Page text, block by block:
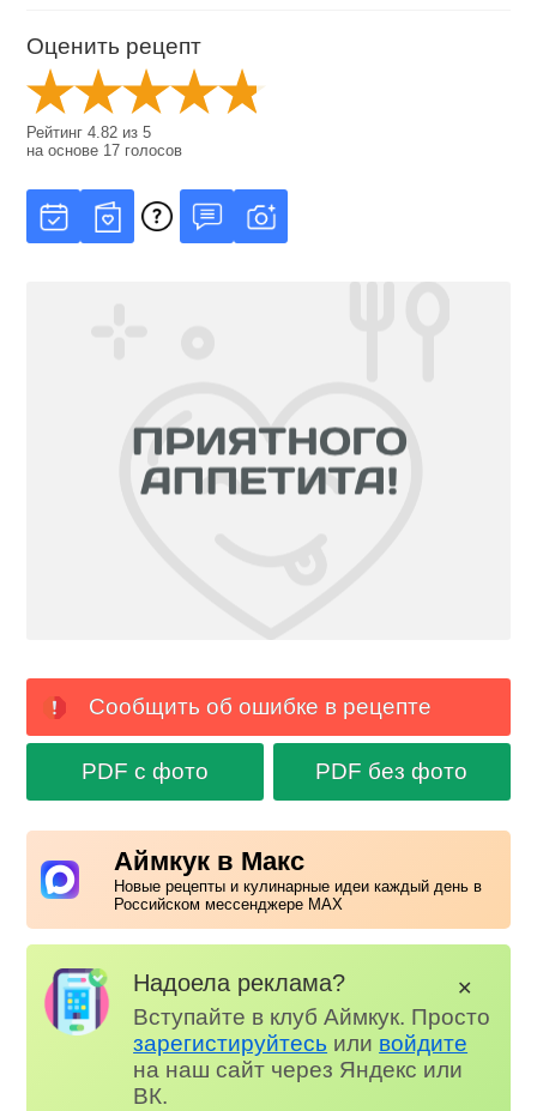
Оценить рецепт
Рейтинг4.82 из5
на основе 17 голосов
Сообщить об ошибке в рецепте
PDF с фото PDF без фото
Аймкук в Макс
Новые рецепты и кулинарные идеи каждый день в
Российском мессенджере MAX
Надоела реклама?
Вступайте в клуб Аймкук. Просто
зарегистируйтесь или войдите
на наш сайт через Яндекс или
ВК.
✕